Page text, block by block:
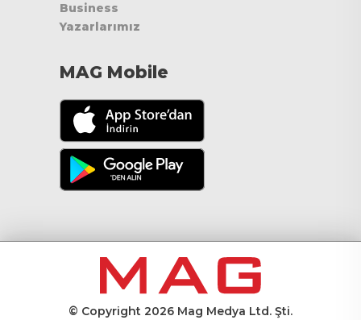
Business
Yazarlarımız
MAG Mobile
© Copyright 2026 Mag Medya Ltd. Şti.